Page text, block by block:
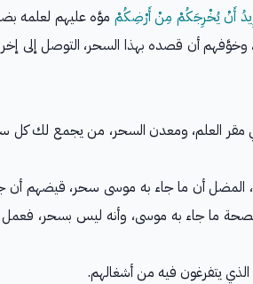
أَنْ يُخْرِجَكُمْ مِنْ أَرْضِكُمْ موَّه عليهم لعلمه
وخوَّفهم أن قصده بهذا السحر، التوصل إلى
مقر العلم، ومعدن السحر، من يجمع لك كل
المضل أن ما جاء به موسى سحر، قيضهم
ما جاء به موسى، وأنه ليس بسحر،
يتفرغون فيه من أشغالهم.